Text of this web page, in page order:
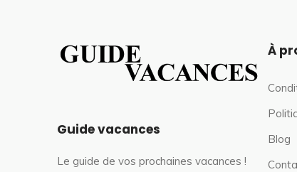
Guide vacances
Le guide de vos prochaines vacances !
À
Blog